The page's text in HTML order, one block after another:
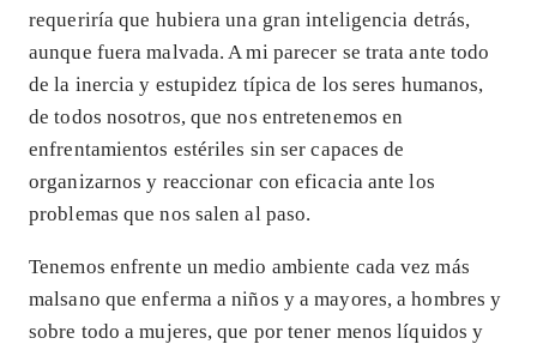
requeriría que hubiera una gran inteligencia detrás,
aunque fuera malvada. A mi parecer se trata ante todo
de la inercia y estupidez típica de los seres humanos,
de todos nosotros, que nos entretenemos en
enfrentamientos estériles sin ser capaces de
organizarnos y reaccionar con eficacia ante los
problemas que nos salen al paso.
Tenemos enfrente un medio ambiente cada vez más
malsano que enferma a niños y a mayores, a hombres y
sobre todo a mujeres, que por tener menos líquidos y